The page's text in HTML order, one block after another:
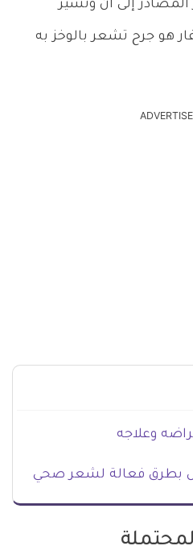
إلى أن وتشير
هو جرح تشعر بالوخز به
وعلاجه
بطرق فعالة لشعر صحي